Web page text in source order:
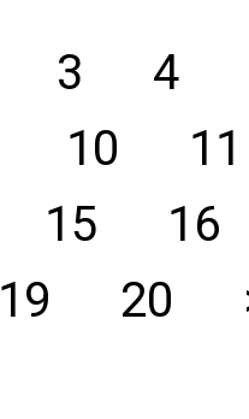
3
4
10
11
15
16
19 20